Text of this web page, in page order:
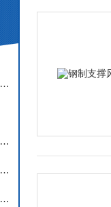
耐高温风琴防护罩已成为高温工况下关键保护装置
镗铣床导轨防护罩遵循了以下要求进行设计
看完这个你就知道高速静音拖链的原理是什么啦
想知道机床冷却管的作用吗？看看这个吧